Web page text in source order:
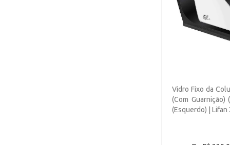
Vidro Fixo da
(Com Guarnição)
(Esquerdo) | Lifan